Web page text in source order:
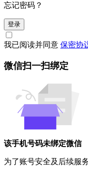
忘记密码？
登录
我已阅读并同意 保密协
微信扫一扫绑定
该手机号码未绑定微信
为了账号安全及后续服